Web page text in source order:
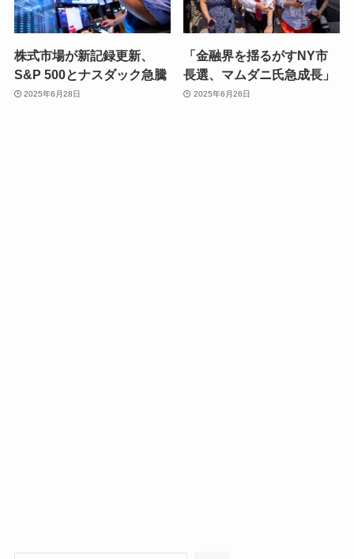
株式市場が新記録更新、
S&P 500とナスダック急騰
2025年6月28日
「金融界を揺るがすNY市
長選、マムダニ氏急成長」
2025年6月26日